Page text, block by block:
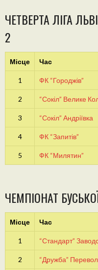
ЧЕТВЕРТА ЛІГА
2
Місце Час
1 ФК “Городжів”
2 “Сокіл” Велике
3 “Сокіл” Андріївка
4 ФК “Запитів”
5 ФК “Милятин”
ЧЕМПІОНАТ
Місце Час
1 “Стандарт”
2 “Дружба”